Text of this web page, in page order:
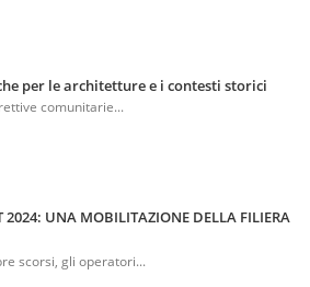
per le architetture e i contesti storici
comunitarie...
UNA MOBILITAZIONE DELLA FILIERA
scorsi, gli operatori...